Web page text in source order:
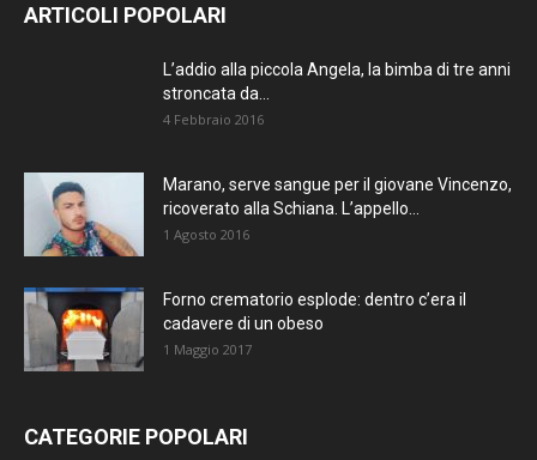
ARTICOLI POPOLARI
L’addio alla piccola Angela, la bimba di tre anni
stroncata da...
4 Febbraio 2016
Marano, serve sangue per il giovane Vincenzo,
ricoverato alla Schiana. L’appello...
1 Agosto 2016
Forno crematorio esplode: dentro c’era il
cadavere di un obeso
1 Maggio 2017
CATEGORIE POPOLARI
AGGIORNATO.
METTI UN
MI PIACE!
DIVENTA FAN DI
TERRANOSTRA NEWS
SU FACEBOOK